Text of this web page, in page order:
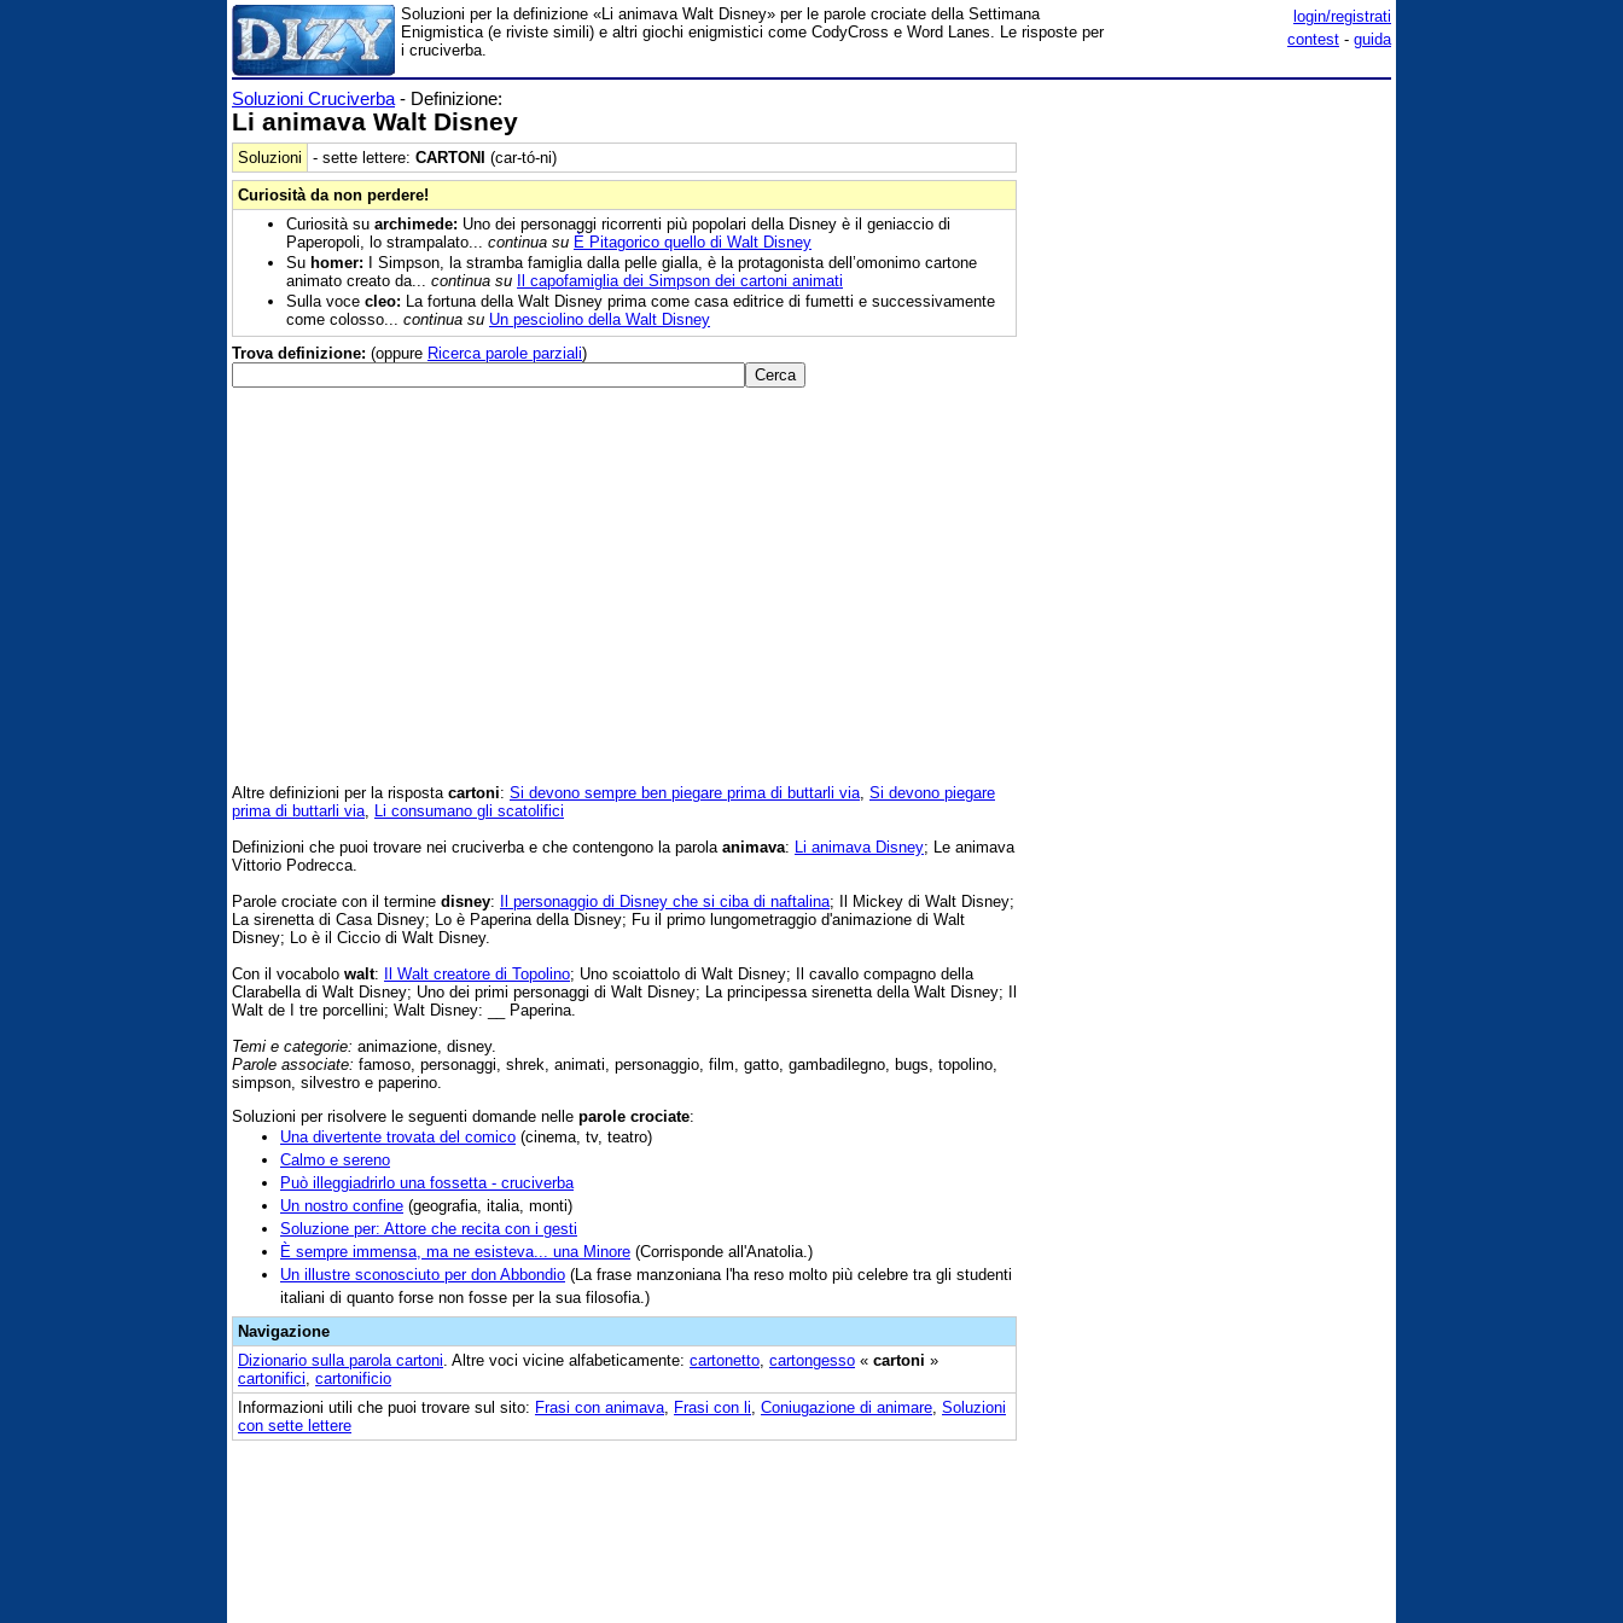
login/registrati
contest - guida
Soluzioni per la definizione «Li animava Walt Disney» per le parole crociate della Settimana
Enigmistica (e riviste simili) e altri giochi enigmistici come CodyCross e Word Lanes. Le risposte per
i cruciverba.
Soluzioni Cruciverba - Definizione:
Li animava Walt Disney
Soluzioni - sette lettere: CARTONI (car-tó-ni)
Curiosità da non perdere!
Curiosità su archimede: Uno dei personaggi ricorrenti più popolari della Disney è il geniaccio di
Paperopoli, lo strampalato... continua su È Pitagorico quello di Walt Disney
Su homer: I Simpson, la stramba famiglia dalla pelle gialla, è la protagonista dell’omonimo cartone
animato creato da... continua su Il capofamiglia dei Simpson dei cartoni animati
Sulla voce cleo: La fortuna della Walt Disney prima come casa editrice di fumetti e successivamente
come colosso... continua su Un pesciolino della Walt Disney
Trova definizione: (oppure Ricerca parole parziali)
Altre definizioni per la risposta cartoni: Si devono sempre ben piegare prima di buttarli via Si devono piegare
prima di buttarli via Li consumano gli scatolifici
Definizioni che puoi trovare nei cruciverba e che contengono la parola animava: Li animava Disney; Le animava
Vittorio Podrecca.
Parole crociate con il termine disney: Il personaggio di Disney che si ciba di naftalina; Il Mickey di Walt Disney;
La sirenetta di Casa Disney; Lo è Paperina della Disney; Fu il primo lungometraggio d'animazione di Walt
Disney; Lo è il Ciccio di Walt Disney.
Con il vocabolo walt: Il Walt creatore di Topolino; Uno scoiattolo di Walt Disney; Il cavallo compagno della
Clarabella di Walt Disney; Uno dei primi personaggi di Walt Disney; La principessa sirenetta della Walt Disney; Il
Walt de I tre porcellini; Walt Disney: __ Paperina.
Temi e categorie: animazione, disney.
Parole associate: famoso, personaggi, shrek, animati, personaggio, film, gatto, gambadilegno, bugs, topolino,
simpson, silvestro e paperino.
Soluzioni per risolvere le seguenti domande nelle parole crociate:
Una divertente trovata del comico (cinema, tv, teatro)
Calmo e sereno
Può illeggiadrirlo una fossetta - cruciverba
Un nostro confine (geografia, italia, monti)
Soluzione per: Attore che recita con i gesti
È sempre immensa, ma ne esisteva... una Minore (Corrisponde all'Anatolia.)
Un illustre sconosciuto per don Abbondio (La frase manzoniana l'ha reso molto più celebre tra gli studenti
italiani di quanto forse non fosse per la sua filosofia.)
Navigazione
Dizionario sulla parola cartoni . Altre voci vicine alfabeticamente: cartonetto cartongesso « cartoni »
cartonifici cartonificio
Informazioni utili che puoi trovare sul sito: Frasi con animava Frasi con li Coniugazione di animare Soluzioni
con sette lettere